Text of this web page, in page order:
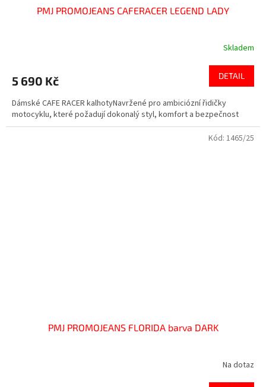
PMJ PROMOJEANS CAFERACER LEGEND LADY
Skladem
5 690 Kč DETAIL
Dámské CAFE RACER kalhotyNavržené pro ambiciózní řidičky
motocyklu, které požadují dokonalý styl, komfort a bezpečnost
PMJ PROMOJEANS FLORIDA barva DARK
Na dotaz
Kód: 1465/25